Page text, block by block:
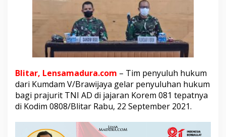
y
u
l
u
h
n
H
u
k
u
m
K
Blitar, Lensamadura.com – Tim penyuluh hukum
dari Kumdam V/Brawijaya gelar penyuluhan hukum
bagi prajurit TNI AD di jajaran Korem 081 tepatnya
di Kodim 0808/Blitar Rabu, 22 September 2021.